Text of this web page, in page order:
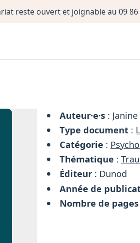
reste ouvert et joignable au 09 86
Auteur·e·s :
Type document :
Catégorie :
Thématique :
Éditeur : Dunod
Année de
Nombre de pages